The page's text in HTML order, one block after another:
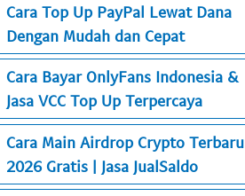
Cara Top Up PayPal Lewat Dana
Dengan Mudah dan Cepat
Cara Bayar OnlyFans Indonesia &
Jasa VCC Top Up Terpercaya
Cara Main Airdrop Crypto Terbaru
2026 Gratis | Jasa JualSaldo